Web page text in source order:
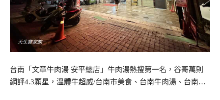
台南「文章牛肉湯 安平總店」牛肉湯熱搜第一名，谷哥萬則
網評4.3顆星，溫體牛超威/台南市美食、台南牛肉湯、台南…